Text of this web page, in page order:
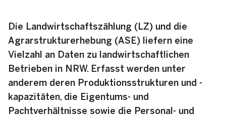
Die Landwirtschaftszählung (LZ) und die
Agrarstrukturerhebung (ASE) liefern eine
Vielzahl an Daten zu landwirtschaftlichen
Betrieben in NRW. Erfasst werden unter
anderem deren Produktionsstrukturen und -
kapazitäten, die Eigentums- und
Pachtverhältnisse sowie die Personal- und